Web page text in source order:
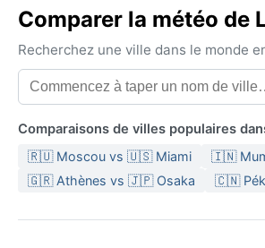
Comparer la météo de
Recherchez une ville dans le monde
Comparaisons de villes populaires
🇷🇺 Moscou vs 🇺🇸 Miami 🇮🇳
🇬🇷 Athènes vs 🇯🇵 Osaka
🇨🇳